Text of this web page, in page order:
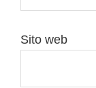
Sito web